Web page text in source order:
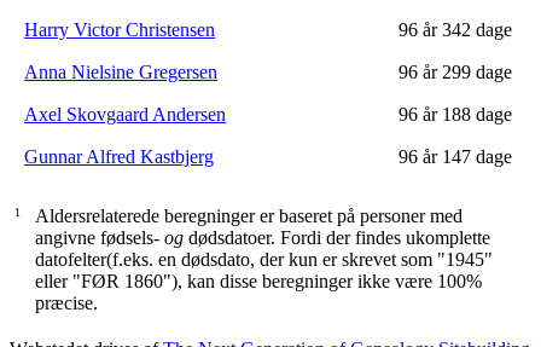
Harry Victor Christensen 96 år 342 dage
Anna Nielsine Gregersen 96 år 299 dage
Axel Skovgaard Andersen 96 år 188 dage
Gunnar Alfred Kastbjerg 96 år 147 dage
1
Aldersrelaterede beregninger er baseret på personer med
angivne fødsels- og dødsdatoer. Fordi der findes ukomplette
datofelter(f.eks. en dødsdato, der kun er skrevet som "1945"
eller "FØR 1860"), kan disse beregninger ikke være 100%
præcise.